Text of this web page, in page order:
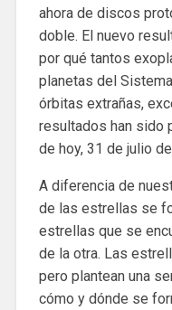
ahora de discos
doble. El nuevo
por qué tantos
planetas del
órbitas extrañas,
resultados han sido
de hoy, 31 de julio
A diferencia de
de las estrellas se
estrellas que se
de la otra. Las
pero plantean una
cómo y dónde se